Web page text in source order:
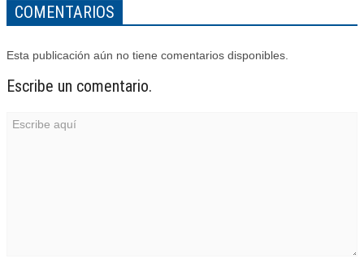
COMENTARIOS
Esta publicación aún no tiene comentarios disponibles.
Escribe un comentario.